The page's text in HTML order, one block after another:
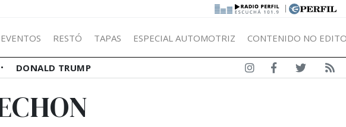
|
EVENTOS RESTÓ TAPAS ESPECIAL AUTOMOTRIZ CONTENIDO NO
DONALD TRUMP